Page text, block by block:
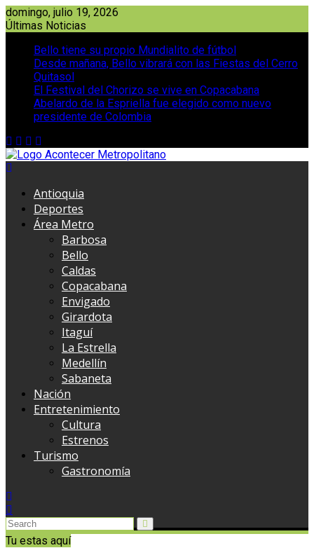
Saltar
al
domingo, julio 19, 2026
Últimas Noticias
Bello tiene su propio Mundialito de fútbol
Desde mañana, Bello vibrará con las Fiestas del Cerro
Quitasol
El Festival del Chorizo se vive en Copacabana
Abelardo de la Espriella fue elegido como nuevo
presidente de Colombia
Antioquia
Deportes
Área Metro
Barbosa
Bello
Caldas
Copacabana
Envigado
Girardota
Itaguí
La Estrella
Medellín
Sabaneta
Nación
Entretenimiento
Cultura
Estrenos
Turismo
Gastronomía
Tu estas aquí